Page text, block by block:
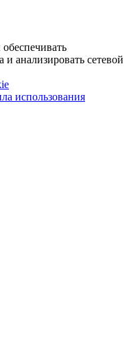
анализировать сетевой
использования